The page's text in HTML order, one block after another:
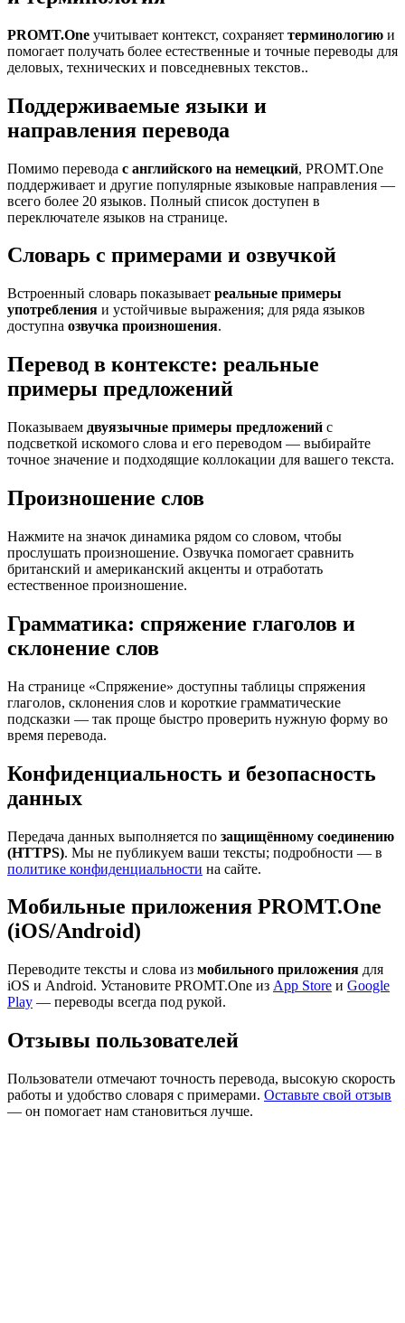
PROMT.One учитывает контекст, сохраняет терминологию и
помогает получать более естественные и точные переводы для
деловых, технических и повседневных текстов..
Поддерживаемые языки и
направления перевода
Помимо перевода с английского на немецкий, PROMT.One
поддерживает и другие популярные языковые направления —
всего более 20 языков. Полный список доступен в
переключателе языков на странице.
Словарь с примерами и озвучкой
Встроенный словарь показывает реальные примеры
употребления и устойчивые выражения; для ряда языков
доступна озвучка произношения.
Перевод в контексте: реальные
примеры предложений
Показываем двуязычные примеры предложений с
подсветкой искомого слова и его переводом — выбирайте
точное значение и подходящие коллокации для вашего текста.
Произношение слов
Нажмите на значок динамика рядом со словом, чтобы
прослушать произношение. Озвучка помогает сравнить
британский и американский акценты и отработать
естественное произношение.
Грамматика: спряжение глаголов и
склонение слов
На странице «Спряжение» доступны таблицы спряжения
глаголов, склонения слов и короткие грамматические
подсказки — так проще быстро проверить нужную форму во
время перевода.
Конфиденциальность и безопасность
данных
Передача данных выполняется по защищённому соединению
(HTTPS). Мы не публикуем ваши тексты; подробности — в
политике конфиденциальности на сайте.
Мобильные приложения PROMT.One
(iOS/Android)
Переводите тексты и слова из мобильного приложения для
iOS и Android. Установите PROMT.One из App Store и Google
Play — переводы всегда под рукой.
Отзывы пользователей
Пользователи отмечают точность перевода, высокую скорость
работы и удобство словаря с примерами. Оставьте свой отзыв
— он помогает нам становиться лучше.